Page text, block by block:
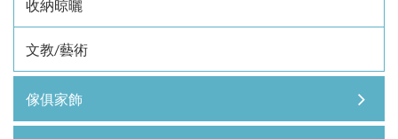
收納晾曬
文教/藝術
傢俱家飾